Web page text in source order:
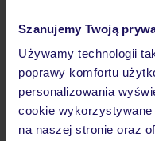
Szanujemy Twoją
Używamy technologii
poprawy komfortu
personalizowania
cookie
na naszej stronie oraz
Opinie
Pokoje